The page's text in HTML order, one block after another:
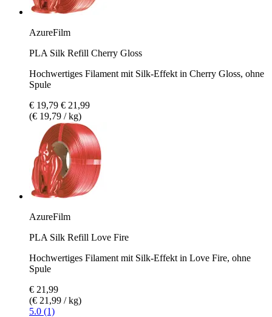
AzureFilm
PLA Silk Refill Cherry Gloss
Hochwertiges Filament mit Silk-Effekt in Cherry Gloss, ohne
Spule
€ 19,79 € 21,99
(€ 19,79 / kg)
AzureFilm
PLA Silk Refill Love Fire
Hochwertiges Filament mit Silk-Effekt in Love Fire, ohne
Spule
€ 21,99
(€ 21,99 / kg)
5.0 (1)